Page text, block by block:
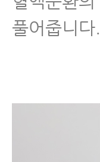
풀어줍니다.